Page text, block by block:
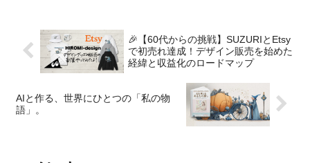
🎉【60代からの挑戦】SUZURIとEtsy
で初売れ達成！デザイン販売を始めた
経緯と収益化のロードマップ
AIと作る、世界にひとつの「私の物
語」。